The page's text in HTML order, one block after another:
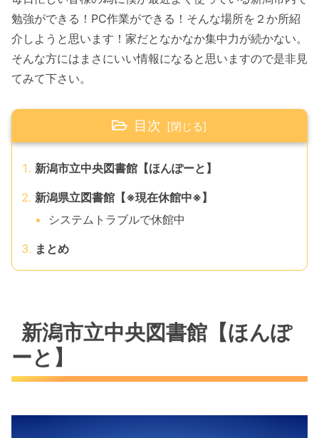
勉強ができる！PC作業ができる！そんな場所を２か所紹
介しようと思います！家だとなかなか集中力が続かない。
そんな方にはまさにいい情報になると思いますので是非見
てみて下さい。
目次
新潟市立中央図書館【ほんぽーと】
新潟県立図書館【※現在休館中※】
システムトラブルで休館中
まとめ
新潟市立中央図書館【ほんぽ
ーと】